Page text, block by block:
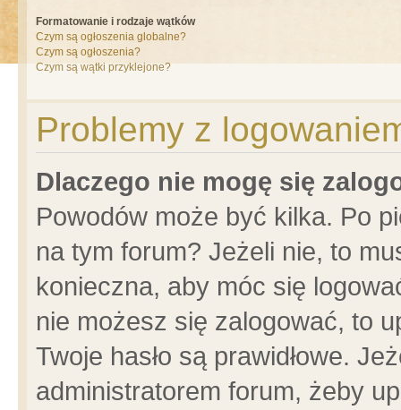
Formatowanie i rodzaje wątków
Czym są ogłoszenia globalne?
Czym są ogłoszenia?
Czym są wątki przyklejone?
Problemy z
Dlaczego nie mogę się
Powodów może być kilka. Po
na tym forum? Jeżeli nie, to
konieczna, aby móc się
nie możesz się zalogować, to
Twoje hasło są prawidłowe.
administratorem forum, żeby